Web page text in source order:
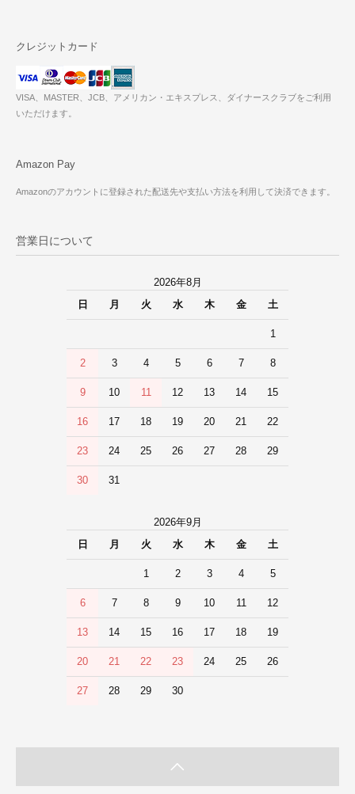
クレジットカード
VISA、MASTER、JCB、アメリカン・エキスプレス、ダイナースクラブをご利用
いただけます。
Amazon Pay
Amazonのアカウントに登録された配送先や支払い方法を利用して決済できます。
営業日について
2026年8月
日
月 火 水 木 金 土
1
2 3 4 5 6 7 8
9 10 11 12 13 14 15
16 17 18 19 20 21 22
23 24 25 26 27 28 29
30 31
2026年9月
日
月 火 水 木 金 土
1 2 3 4 5
6 7 8 9 10 11 12
13 14 15 16 17 18 19
20 21 22 23 24 25 26
27 28 29 30